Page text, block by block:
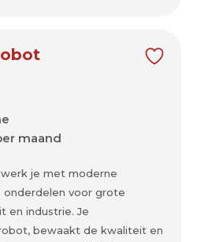
maand
je met moderne
onderdelen voor grote
en industrie. Je
bewaakt de kwaliteit en